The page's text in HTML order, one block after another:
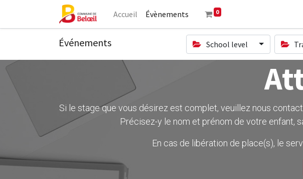
Accueil Évènements 0
Événements School level
Si le stage que vous désirez est complet, veuillez nous
Précisez-y le nom et prénom de votre enfant,
En cas de libération de place(s), le